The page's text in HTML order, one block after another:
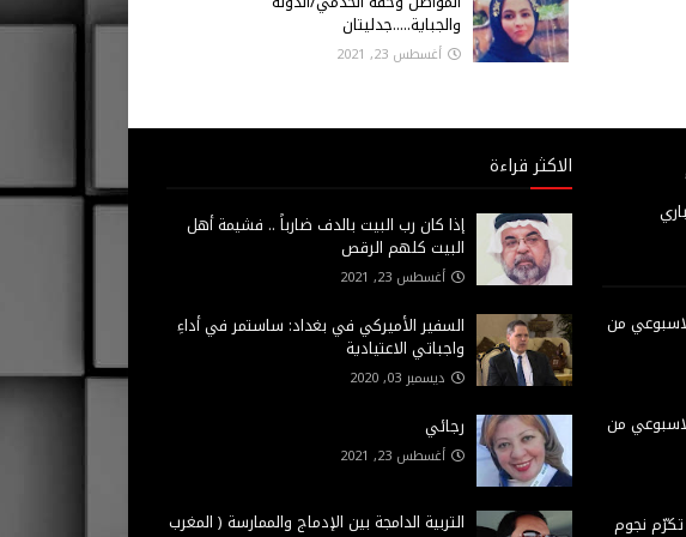
والجباية.....جدليتان
أغسطس 23, 2021
الاسبوعي من
الاسبوعي من
نجوم
الاكثر قراءة
إذا كان رب البيت بالدف ضارباً .. فشيمة أهل
البيت كلهم الرقص
أغسطس 23, 2021
السفير الأميركي في بغداد: ساستمر في أداءِ
واجباتي الاعتيادية
ديسمبر 03, 2020
رجائي
أغسطس 23, 2021
التربية الدامجة بين الإدماج والممارسة ( المغرب